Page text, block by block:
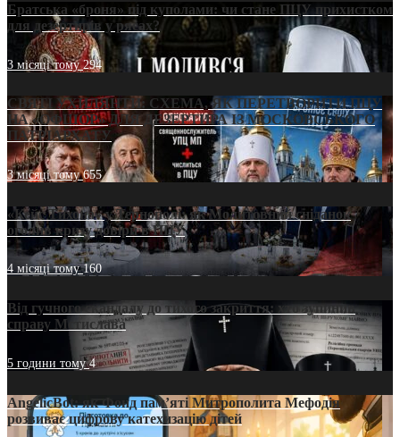
Братська «броня» під куполами: чи стане ПЦУ прихистком
для дезертирів у рясах?
3 місяці тому294
СВЯТІ УХИЛЯНТИ: СХЕМА, ЯК ПЕРЕТВОРИТИ ПЦУ
НА «ОФШОР» ДЛЯ ДЕЗЕРТИРА ІЗ МОСКОВСЬКОГО
ПАТРІАРХАТУ
3 місяці тому655
«Кейс Тихона» у Тернополі: як Молитовний сніданок
оголив кризу довіри в ПЦУ
4 місяці тому160
Від гучного скандалу до тихого закриття: хто зупинив
справу Мстислава
5 години тому4
AngelicBot: як Фонд пам’яті Митрополита Мефодія
розвиває цифрову катехизацію дітей